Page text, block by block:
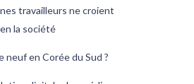
travailleurs ne croient
la société
neuf en Corée du Sud ?